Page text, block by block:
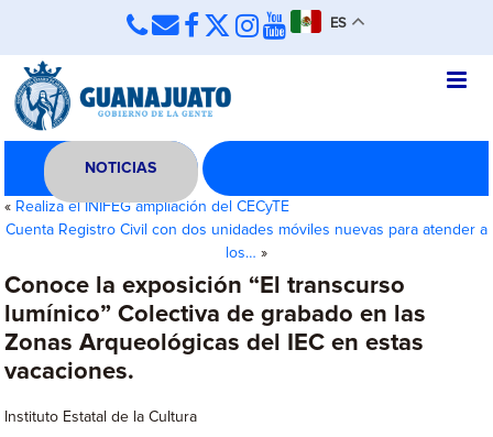
ES
NOTICIAS
« Realiza el INIFEG ampliación del CECyTE
Cuenta Registro Civil con dos unidades móviles nuevas para atender a
los… »
Conoce la exposición “El transcurso
lumínico” Colectiva de grabado en las
Zonas Arqueológicas del IEC en estas
vacaciones.
Instituto Estatal de la Cultura